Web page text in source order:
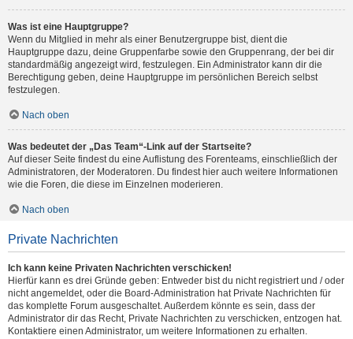
Was ist eine Hauptgruppe?
Wenn du Mitglied in mehr als einer Benutzergruppe bist, dient die
Hauptgruppe dazu, deine Gruppenfarbe sowie den Gruppenrang, der bei dir
standardmäßig angezeigt wird, festzulegen. Ein Administrator kann dir die
Berechtigung geben, deine Hauptgruppe im persönlichen Bereich selbst
festzulegen.
Nach oben
Was bedeutet der „Das Team“-Link auf der Startseite?
Auf dieser Seite findest du eine Auflistung des Forenteams, einschließlich der
Administratoren, der Moderatoren. Du findest hier auch weitere Informationen
wie die Foren, die diese im Einzelnen moderieren.
Nach oben
Private Nachrichten
Ich kann keine Privaten Nachrichten verschicken!
Hierfür kann es drei Gründe geben: Entweder bist du nicht registriert und / oder
nicht angemeldet, oder die Board-Administration hat Private Nachrichten für
das komplette Forum ausgeschaltet. Außerdem könnte es sein, dass der
Administrator dir das Recht, Private Nachrichten zu verschicken, entzogen hat.
Kontaktiere einen Administrator, um weitere Informationen zu erhalten.